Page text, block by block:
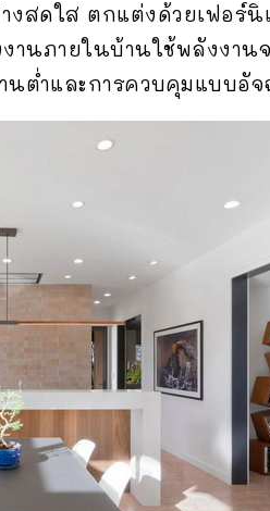
งสดใส ตกแต่งด้วยเฟอร์
านภายในบ้านใช้พลังงา
ต่ำและการควบคุมแบบอัจ